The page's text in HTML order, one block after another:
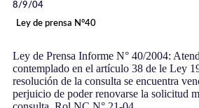
8/9/04
Ley de prensa N°40
Ley de Prensa Informe N° 40/2004:
contemplado en el artículo 38 de le Ley
resolución de la consulta se encuentra
perjuicio de poder renovarse la solicitud